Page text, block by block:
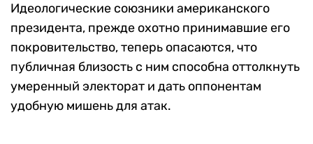
Идеологические союзники американского
президента, прежде охотно принимавшие его
покровительство, теперь опасаются, что
публичная близость с ним способна оттолкнуть
умеренный электорат и дать оппонентам
удобную мишень для атак.